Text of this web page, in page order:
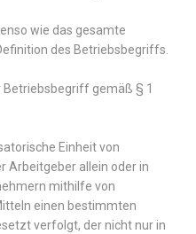
wie das gesamte
des Betriebsbegriffs.
Betriebsbegriff gemäß § 1
Einheit von
Arbeitgeber allein oder in
mithilfe von
einen bestimmten
verfolgt, der nicht nur in